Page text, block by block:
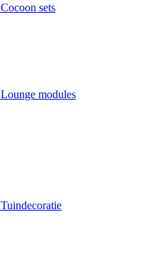
Cocoon sets
Lounge modules
Tuindecoratie